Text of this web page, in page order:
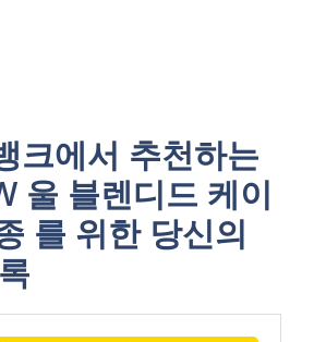
크에서 추천하는
울 블렌디드 케이
를 위한 당신의